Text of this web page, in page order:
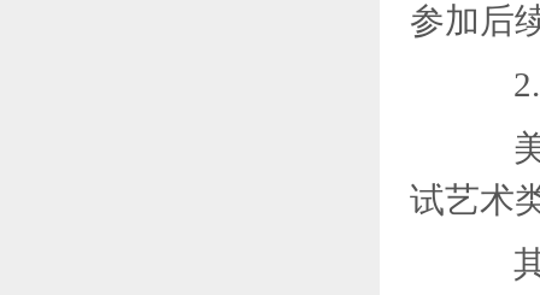
参加后
2.
美
试艺术
其